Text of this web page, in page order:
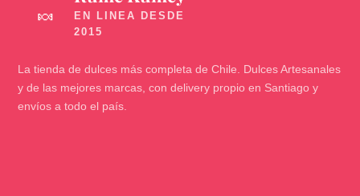
🍬
La tienda de dulces más completa de Chile. Dulces Artesanales
y de las mejores marcas, con delivery propio en Santiago y
envíos a todo el país.